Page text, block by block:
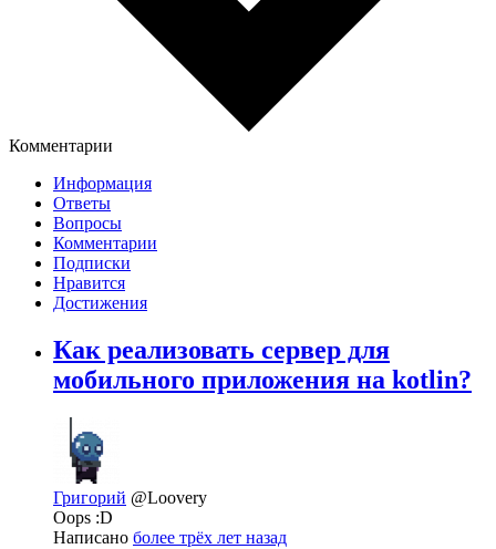
Комментарии
Информация
Ответы
Вопросы
Комментарии
Подписки
Нравится
Достижения
Как реализовать сервер для
мобильного приложения на kotlin?
Григорий @Loovery
Oops :D
Написано более трёх лет назад